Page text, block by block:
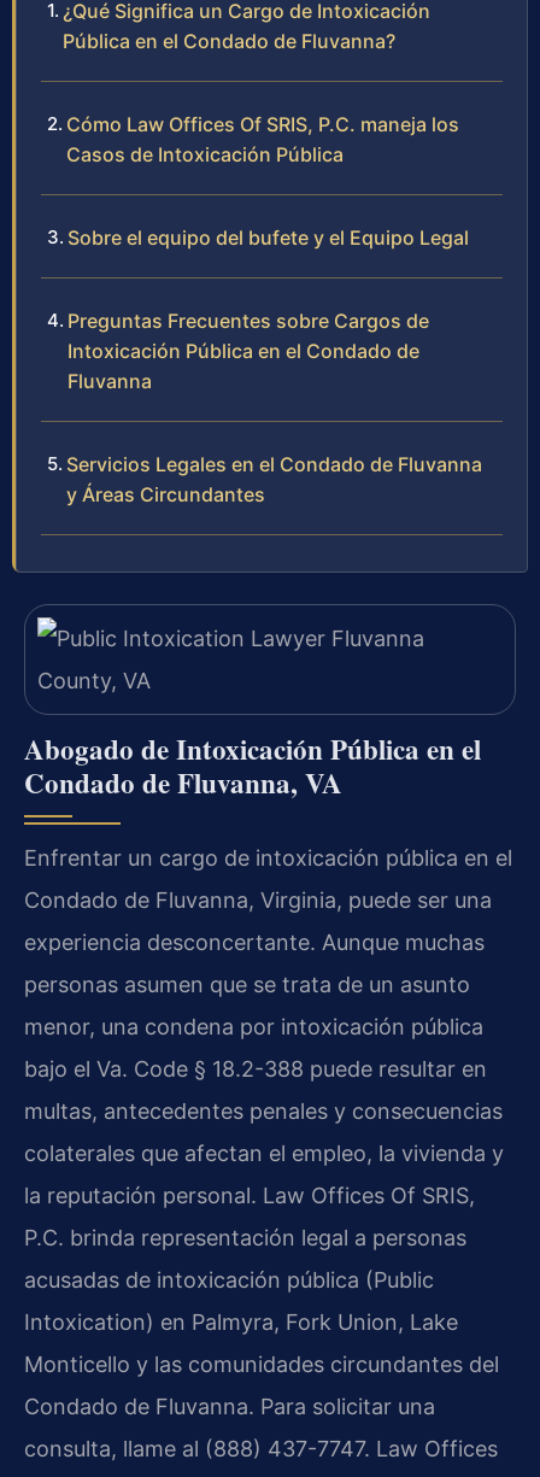
¿Qué Significa un Cargo de Intoxicación
Pública en el Condado de Fluvanna?
Cómo Law Offices Of SRIS, P.C. maneja los
Casos de Intoxicación Pública
Sobre el equipo del bufete y el Equipo Legal
Preguntas Frecuentes sobre Cargos de
Intoxicación Pública en el Condado de
Fluvanna
Servicios Legales en el Condado de Fluvanna
y Áreas Circundantes
Abogado de Intoxicación Pública en el
Condado de Fluvanna, VA
Enfrentar un cargo de intoxicación pública en el
Condado de Fluvanna, Virginia, puede ser una
experiencia desconcertante. Aunque muchas
personas asumen que se trata de un asunto
menor, una condena por intoxicación pública
bajo el Va. Code § 18.2-388 puede resultar en
multas, antecedentes penales y consecuencias
colaterales que afectan el empleo, la vivienda y
la reputación personal. Law Offices Of SRIS,
P.C. brinda representación legal a personas
acusadas de intoxicación pública (Public
Intoxication) en Palmyra, Fork Union, Lake
Monticello y las comunidades circundantes del
Condado de Fluvanna. Para solicitar una
consulta, llame al (888) 437-7747. Law Offices